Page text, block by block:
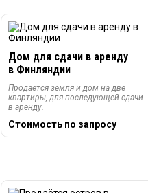
Дом для сдачи в аренду
в Финляндии
Продается земля и дом на две
квартиры, для последующей сдачи
в аренду.
Стоимость по запросу